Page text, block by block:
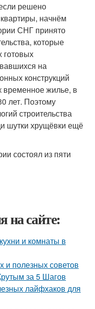
решено
начнём
СНГ принято
которые
готовых
на
конструкций
жилье, в
лет. Поэтому
строительства
шутки хрущёвки ещё
состоял из пяти
на сайте:
и комнаты в
и полезных советов
за 5 Шагов
лайфхаков для